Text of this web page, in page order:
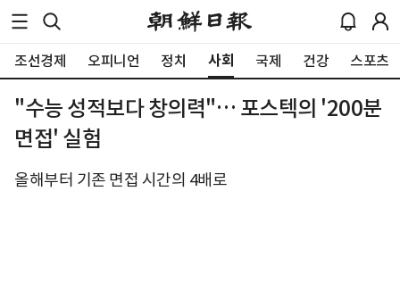
조선경제 오피니언 정치 사회 국제 건강 스포츠
"수능 성적보다 창의력"… 포스텍의 '200분
면접' 실험
올해부터 기존 면접 시간의 4배로